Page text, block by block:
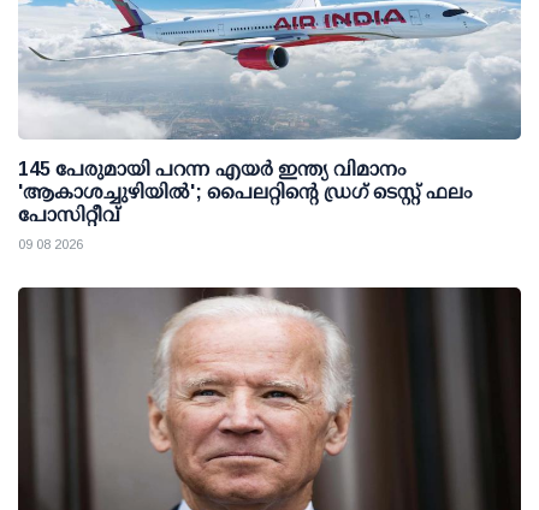
145 പേരുമായി പറന്ന എയര്‍ ഇന്ത്യ വിമാനം
'ആകാശച്ചുഴിയില്‍'; പൈലറ്റിന്റെ ഡ്രഗ് ടെസ്റ്റ് ഫലം
പോസിറ്റീവ്
09 08 2026